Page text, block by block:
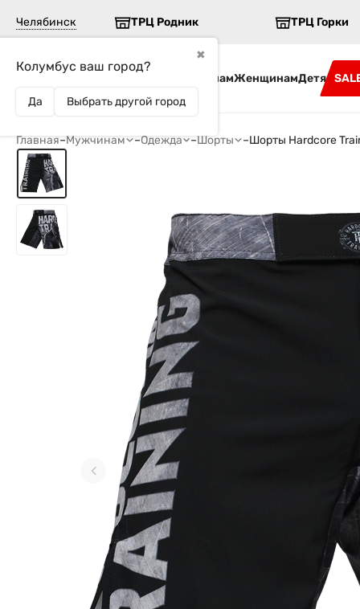
Челябинск
✖
Колумбус ваш город?
Да Выбрать другой город
ТРЦ Родник ТРЦ Горки
МужчинамЖенщинамДетям
Главная–Мужчинам –Одежда –Шорты –Шорты Hardcore